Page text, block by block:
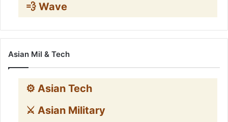
💨 Wave
Asian Mil & Tech
⚙️ Asian Tech
⚔️ Asian Military